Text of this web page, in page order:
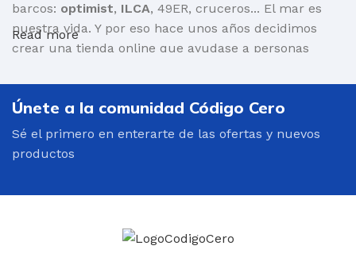
barcos: optimist, ILCA, 49ER, cruceros... El mar es
nuestra vida. Y por eso hace unos años decidimos
crear una tienda online que ayudase a personas
para salir a navegar.
mástiles, cascos, velas, carros de varada, repuestos...
Pero también
públicos: profesionales, aficionados.
Read more
Únete a la comunidad Código Cero
Sé el primero en enterarte de las ofertas y nuevos
productos